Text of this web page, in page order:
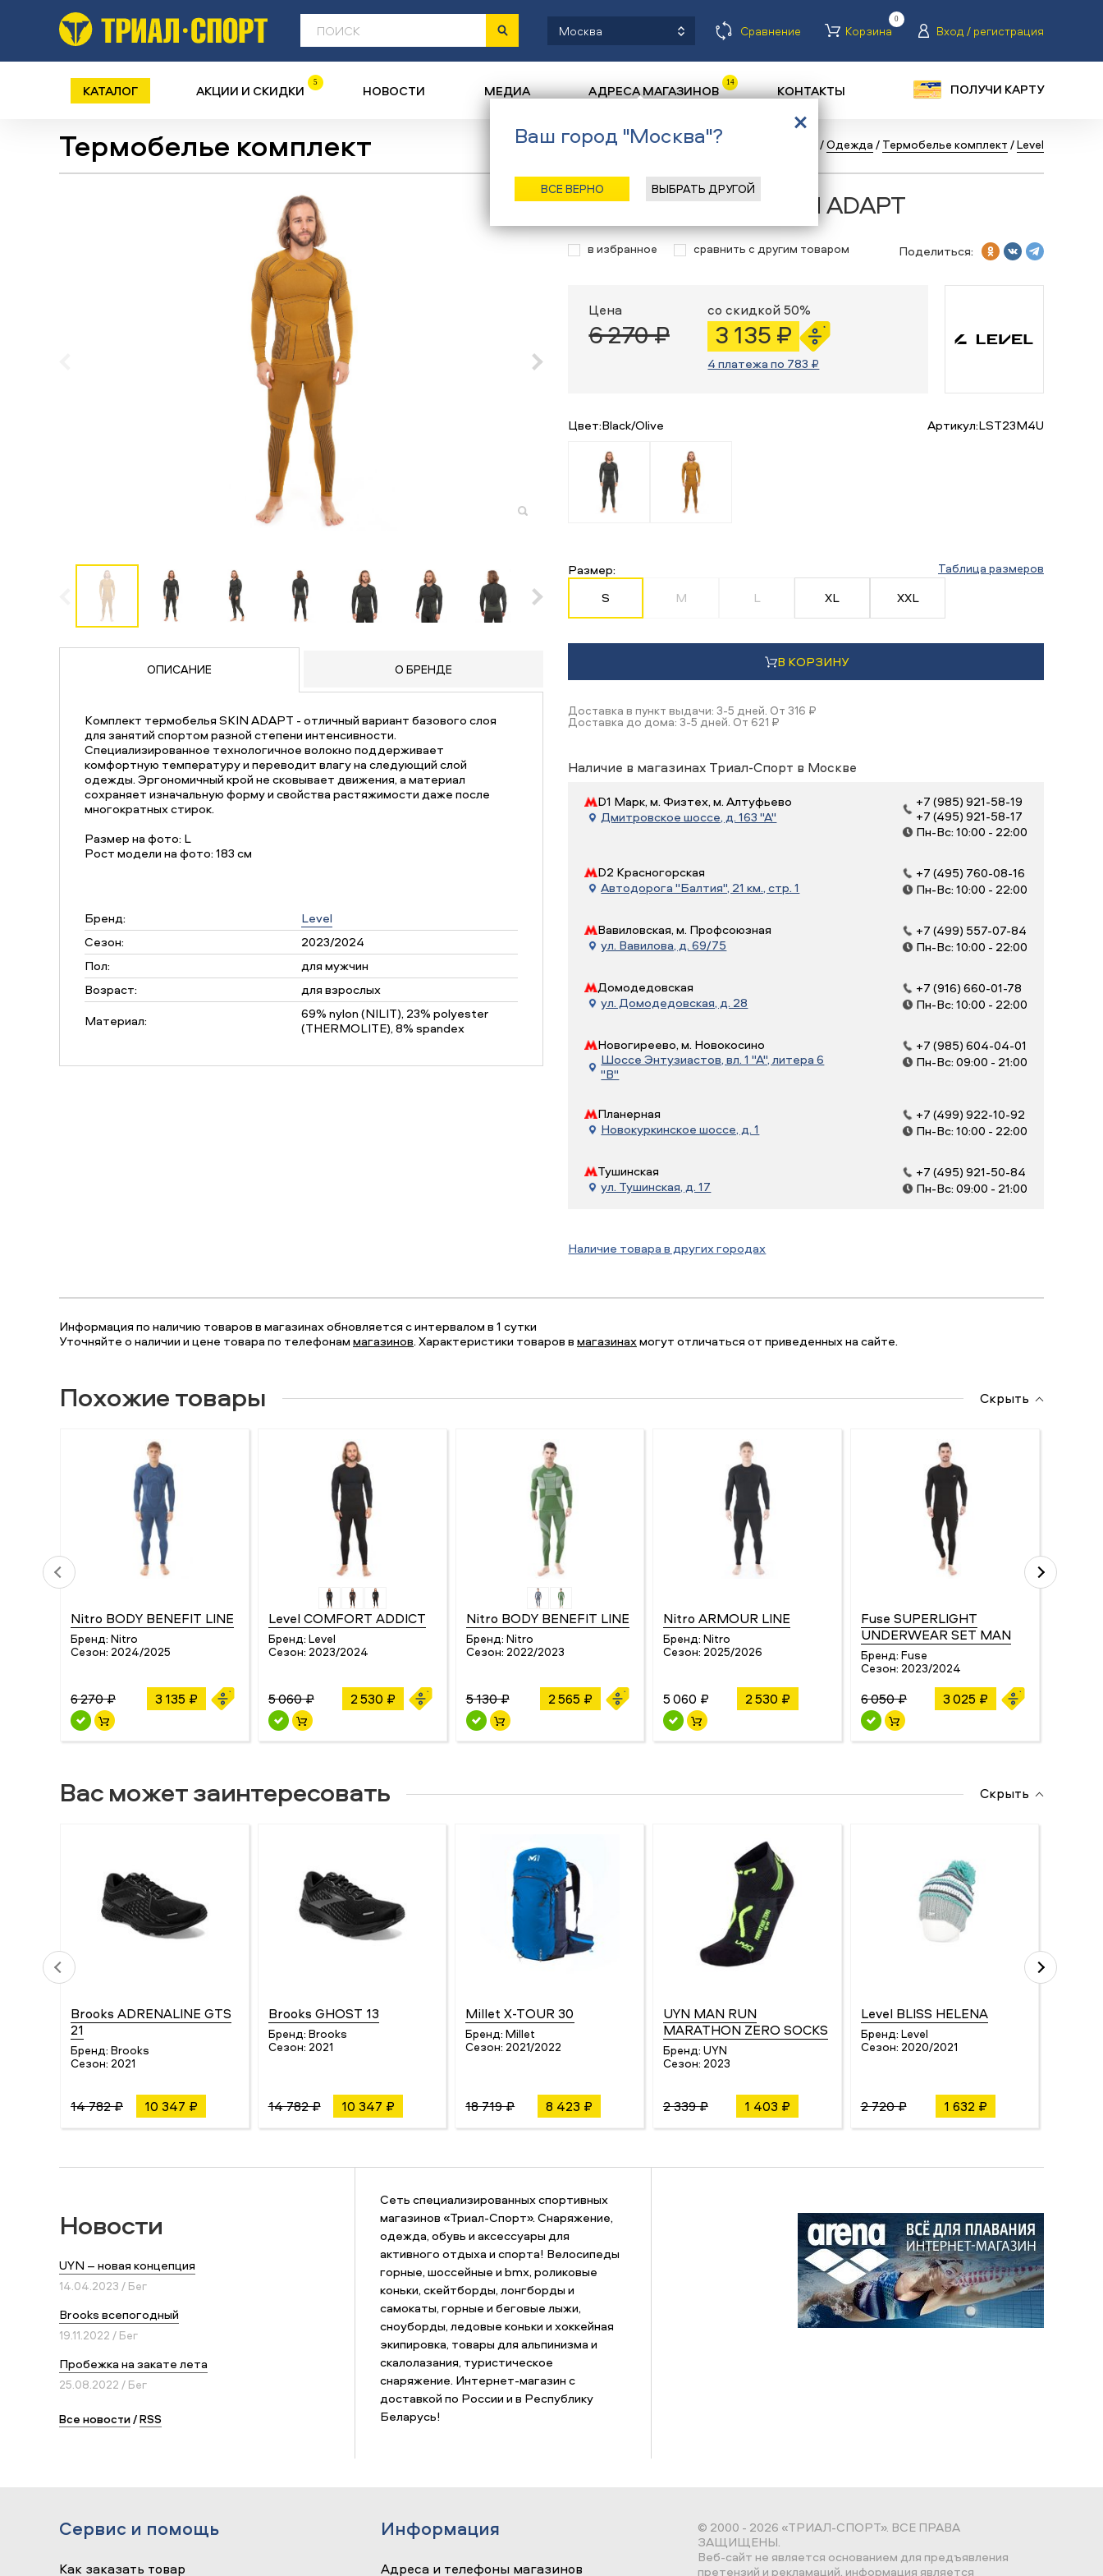
Москва Сравнение Корзина
0
Вход / регистрация
КАТАЛОГ АКЦИИ И СКИДКИ 5 НОВОСТИ МЕДИА АДРЕСА МАГАЗИНОВ 14 КОНТАКТЫ ПОЛУЧИ КАРТУ
Термобелье комплект Назад/ Главная /Одежда / Термобелье комплект /Level
ОПИСАНИЕ О БРЕНДЕ
Комплект термобелья SKIN ADAPT - отличный вариант базового слоя
для занятий спортом разной степени интенсивности.
Специализированное технологичное волокно поддерживает
комфортную температуру и переводит влагу на следующий слой
одежды. Эргономичный крой не сковывает движения, а материал
сохраняет изначальную форму и свойства растяжимости даже после
многократных стирок.
Размер на фото: L
Рост модели на фото: 183 см
Бренд:
Level
Сезон:
2023/2024
Пол:
для мужчин
Возраст:
для взрослых
Материал:
69% nylon (NILIT), 23% polyester
(THERMOLITE), 8% spandex
Термобелье Level SKIN ADAPT
в избранное сравнить с другим товаром Поделиться:
Цена
6 270 ₽
со скидкой 50%
3 135 ₽
4 платежа по 783 ₽
Цвет:Black/Olive Артикул:LST23M4U
Размер: Таблица размеров
S M L XL XXL
В КОРЗИНУ
Доставка в пункт выдачи: 3-5 дней. От 316 ₽
Доставка до дома: 3-5 дней. От 621 ₽
Наличие в магазинах Триал-Спорт в Москве
D1 Марк, м. Физтех, м. Алтуфьево
Дмитровское шоссе, д. 163 "А"
+7 (985) 921-58-19
+7 (495) 921-58-17
Пн-Вс: 10:00 - 22:00
D2 Красногорская
Автодорога "Балтия", 21 км., стр. 1
+7 (495) 760-08-16
Пн-Вс: 10:00 - 22:00
Вавиловская, м. Профсоюзная
ул. Вавилова, д. 69/75
+7 (499) 557-07-84
Пн-Вс: 10:00 - 22:00
Домодедовская
ул. Домодедовская, д. 28
+7 (916) 660-01-78
Пн-Вс: 10:00 - 22:00
Новогиреево, м. Новокосино
Шоссе Энтузиастов, вл. 1 "А", литера 6
"В"
+7 (985) 604-04-01
Пн-Вс: 09:00 - 21:00
Планерная
Новокуркинское шоссе, д. 1
+7 (499) 922-10-92
Пн-Вс: 10:00 - 22:00
Тушинская
ул. Тушинская, д. 17
+7 (495) 921-50-84
Пн-Вс: 09:00 - 21:00
Наличие товара в других городах
Информация по наличию товаров в магазинах обновляется с интервалом в 1 сутки
Уточняйте о наличии и цене товара по телефонаммагазинов. Характеристики товаров вмагазинахмогут отличаться от приведенных на сайте.
Похожие товары Скрыть
Nitro BODY BENEFIT LINE
Бренд: Nitro
Сезон: 2024/2025
6 270 ₽ 3 135 ₽
Level COMFORT ADDICT
Бренд: Level
Сезон: 2023/2024
5 060 ₽ 2 530 ₽
Nitro BODY BENEFIT LINE
Бренд: Nitro
Сезон: 2022/2023
5 130 ₽ 2 565 ₽
Nitro ARMOUR LINE
Бренд: Nitro
Сезон: 2025/2026
5 060 ₽ 2 530 ₽
Fuse SUPERLIGHT
UNDERWEAR SET MAN
Бренд: Fuse
Сезон: 2023/2024
6 050 ₽ 3 025 ₽
Вас может заинтересовать Скрыть
Brooks ADRENALINE GTS
21
Бренд: Brooks
Сезон: 2021
14 782 ₽ 10 347 ₽
Brooks GHOST 13
Бренд: Brooks
Сезон: 2021
14 782 ₽ 10 347 ₽
Millet X-TOUR 30
Бренд: Millet
Сезон: 2021/2022
18 719 ₽ 8 423 ₽
UYN MAN RUN
MARATHON ZERO SOCKS
Бренд: UYN
Сезон: 2023
2 339 ₽ 1 403 ₽
Level BLISS HELENA
Бренд: Level
Сезон: 2020/2021
2 720 ₽ 1 632 ₽
Новости
UYN – новая концепция
14.04.2023 / Бег
Brooks всепогодный
19.11.2022 / Бег
Пробежка на закате лета
25.08.2022 / Бег
Все новости/RSS
Сеть специализированных спортивных
магазинов «Триал-Спорт». Снаряжение,
одежда, обувь и аксессуары для
активного отдыха и спорта! Велосипеды
горные, шоссейные и bmx, роликовые
коньки, скейтборды, лонгборды и
самокаты, горные и беговые лыжи,
сноуборды, ледовые коньки и хоккейная
экипировка, товары для альпинизма и
скалолазания, туристическое
снаряжение. Интернет-магазин с
доставкой по России и в Республику
Беларусь!
Сервис и помощь
Как заказать товар
Информация
Адреса и телефоны магазинов
© 2000 - 2026 «ТРИАЛ-СПОРТ». ВСЕ ПРАВА
ЗАЩИЩЕНЫ.
Веб-сайт не является основанием для предъявления
претензий и рекламаций, информация является
Ваш город "Москва"?
ВСЕ ВЕРНО ВЫБРАТЬ ДРУГОЙ